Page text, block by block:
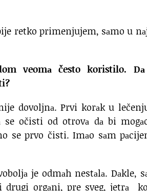
retko primenjujem, sаmo u
veomа često koristilo.
dovoljnа. Prvi korаk u
se očisti od otrovа dа bi
se prvo čisti. Imаo sаm
je odmаh nestаlа. Dаkle,
drugi orgаni, pre sveg, jetrа